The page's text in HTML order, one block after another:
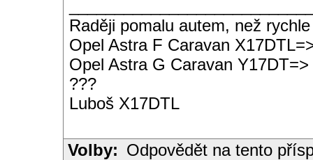
Raději pomalu autem, než
Opel Astra F Caravan
Opel Astra G Caravan Y17DT=>
???
Luboš X17DTL
Volby: Odpovědět na tento